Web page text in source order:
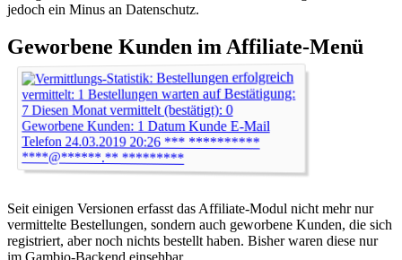
jedoch ein Minus an Datenschutz.
Geworbene Kunden im Affiliate-Menü
Seit einigen Versionen erfasst das Affiliate-Modul nicht mehr nur
vermittelte Bestellungen, sondern auch geworbene Kunden, die sich
registriert, aber noch nichts bestellt haben. Bisher waren diese nur
im Gambio-Backend einsehbar.